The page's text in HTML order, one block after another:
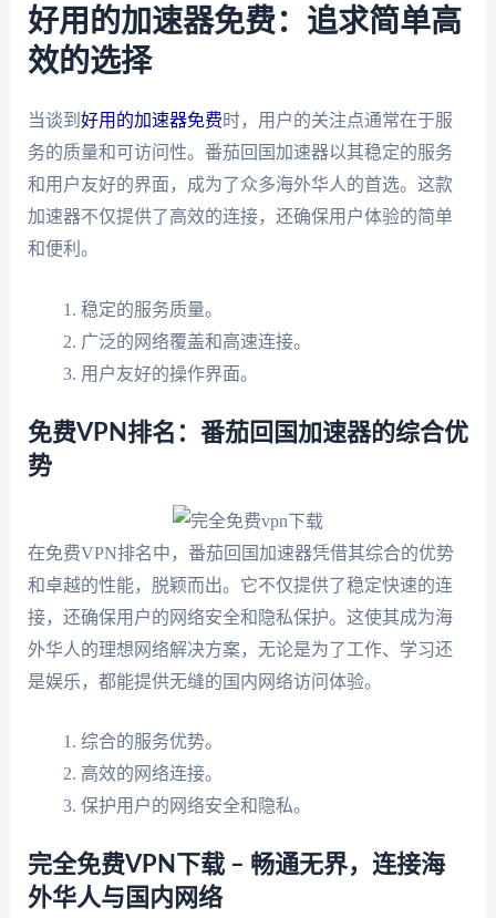
好用的加速器免费：追求简单高
效的选择
当谈到 好用的加速器免费时，用户的关注点通常在于服
务的质量和可访问性。番茄回国加速器以其稳定的服务
和用户友好的界面，成为了众多海外华人的首选。这款
加速器不仅提供了高效的连接，还确保用户体验的简单
和便利。
稳定的服务质量。
广泛的网络覆盖和高速连接。
用户友好的操作界面。
免费VPN排名：番茄回国加速器的综合优
势
在免费VPN排名中，番茄回国加速器凭借其综合的优势
和卓越的性能，脱颖而出。它不仅提供了稳定快速的连
接，还确保用户的网络安全和隐私保护。这使其成为海
外华人的理想网络解决方案，无论是为了工作、学习还
是娱乐，都能提供无缝的国内网络访问体验。
综合的服务优势。
高效的网络连接。
保护用户的网络安全和隐私。
完全免费VPN下载 – 畅通无界，连接海
外华人与国内网络